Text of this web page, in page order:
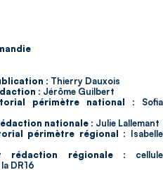
: Thierry Dauxois
: Jérôme Guilbert
périmètre national : Sofia
nationale : Julie Lallemant
périmètre régional : Isabelle
rédaction régionale : cellule
DR16